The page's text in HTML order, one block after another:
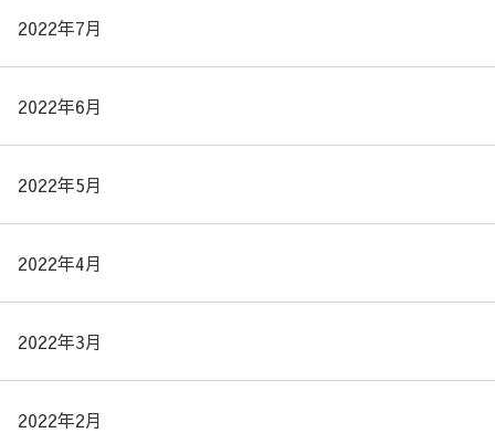
2022年7月
2022年6月
2022年5月
2022年4月
2022年3月
2022年2月